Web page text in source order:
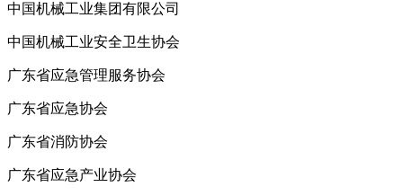
中国机械工业集团有限公司
中国机械工业安全卫生协会
广东省应急管理服务协会
广东省应急协会
广东省消防协会
广东省应急产业协会